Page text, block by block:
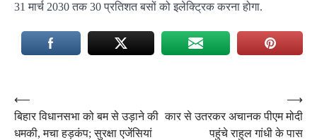
31 मार्च 2030 तक 30 प्रतिशत बसों को इलेक्ट्रिक करना होगा.
Post
navigation
⟵
बिहार विधानसभा को बम से उड़ाने की
धमकी, मचा हड़कंप; सुरक्षा एजेंसियां
कार से उतरकर अचानक पीएम मोदी
पहुंचे राहुल गांधी के पास
⟶